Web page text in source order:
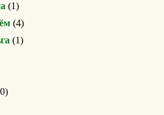
(1)
(4)
(1)